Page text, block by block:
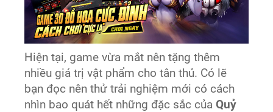
Hiện tại, game vừa mắt nên tặng thêm
nhiều giá trị vật phẩm cho tân thủ. Có lẽ
bạn đọc nên thử trải nghiệm mới có cách
nhìn bao quát hết những đặc sắc củaQuỷ